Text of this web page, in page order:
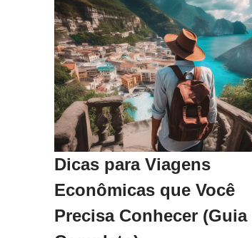
Dicas para Viagens
Econômicas que Você
Precisa Conhecer (Guia